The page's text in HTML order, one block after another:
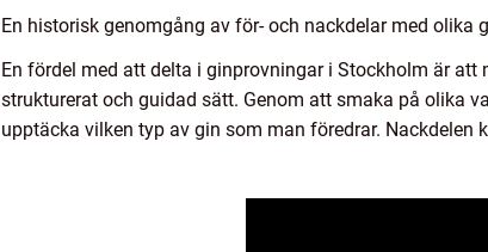
En historisk genomgång av för- och nackdelar med olika
En fördel med att delta i ginprovningar i Stockholm är
strukturerat och guidad sätt. Genom att smaka på olika
upptäcka vilken typ av gin som man föredrar.